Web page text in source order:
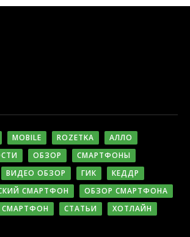
MOBILE ROZETKA
АЛЛО
ОБЗОР
СМАРТФОНЫ
ВИДЕО ОБЗОР ГИК
КЕДДР
СМАРТФОН
ОБЗОР СМАРТФОНА
СМАРТФОН СТАТЬИ ХОТЛАЙН